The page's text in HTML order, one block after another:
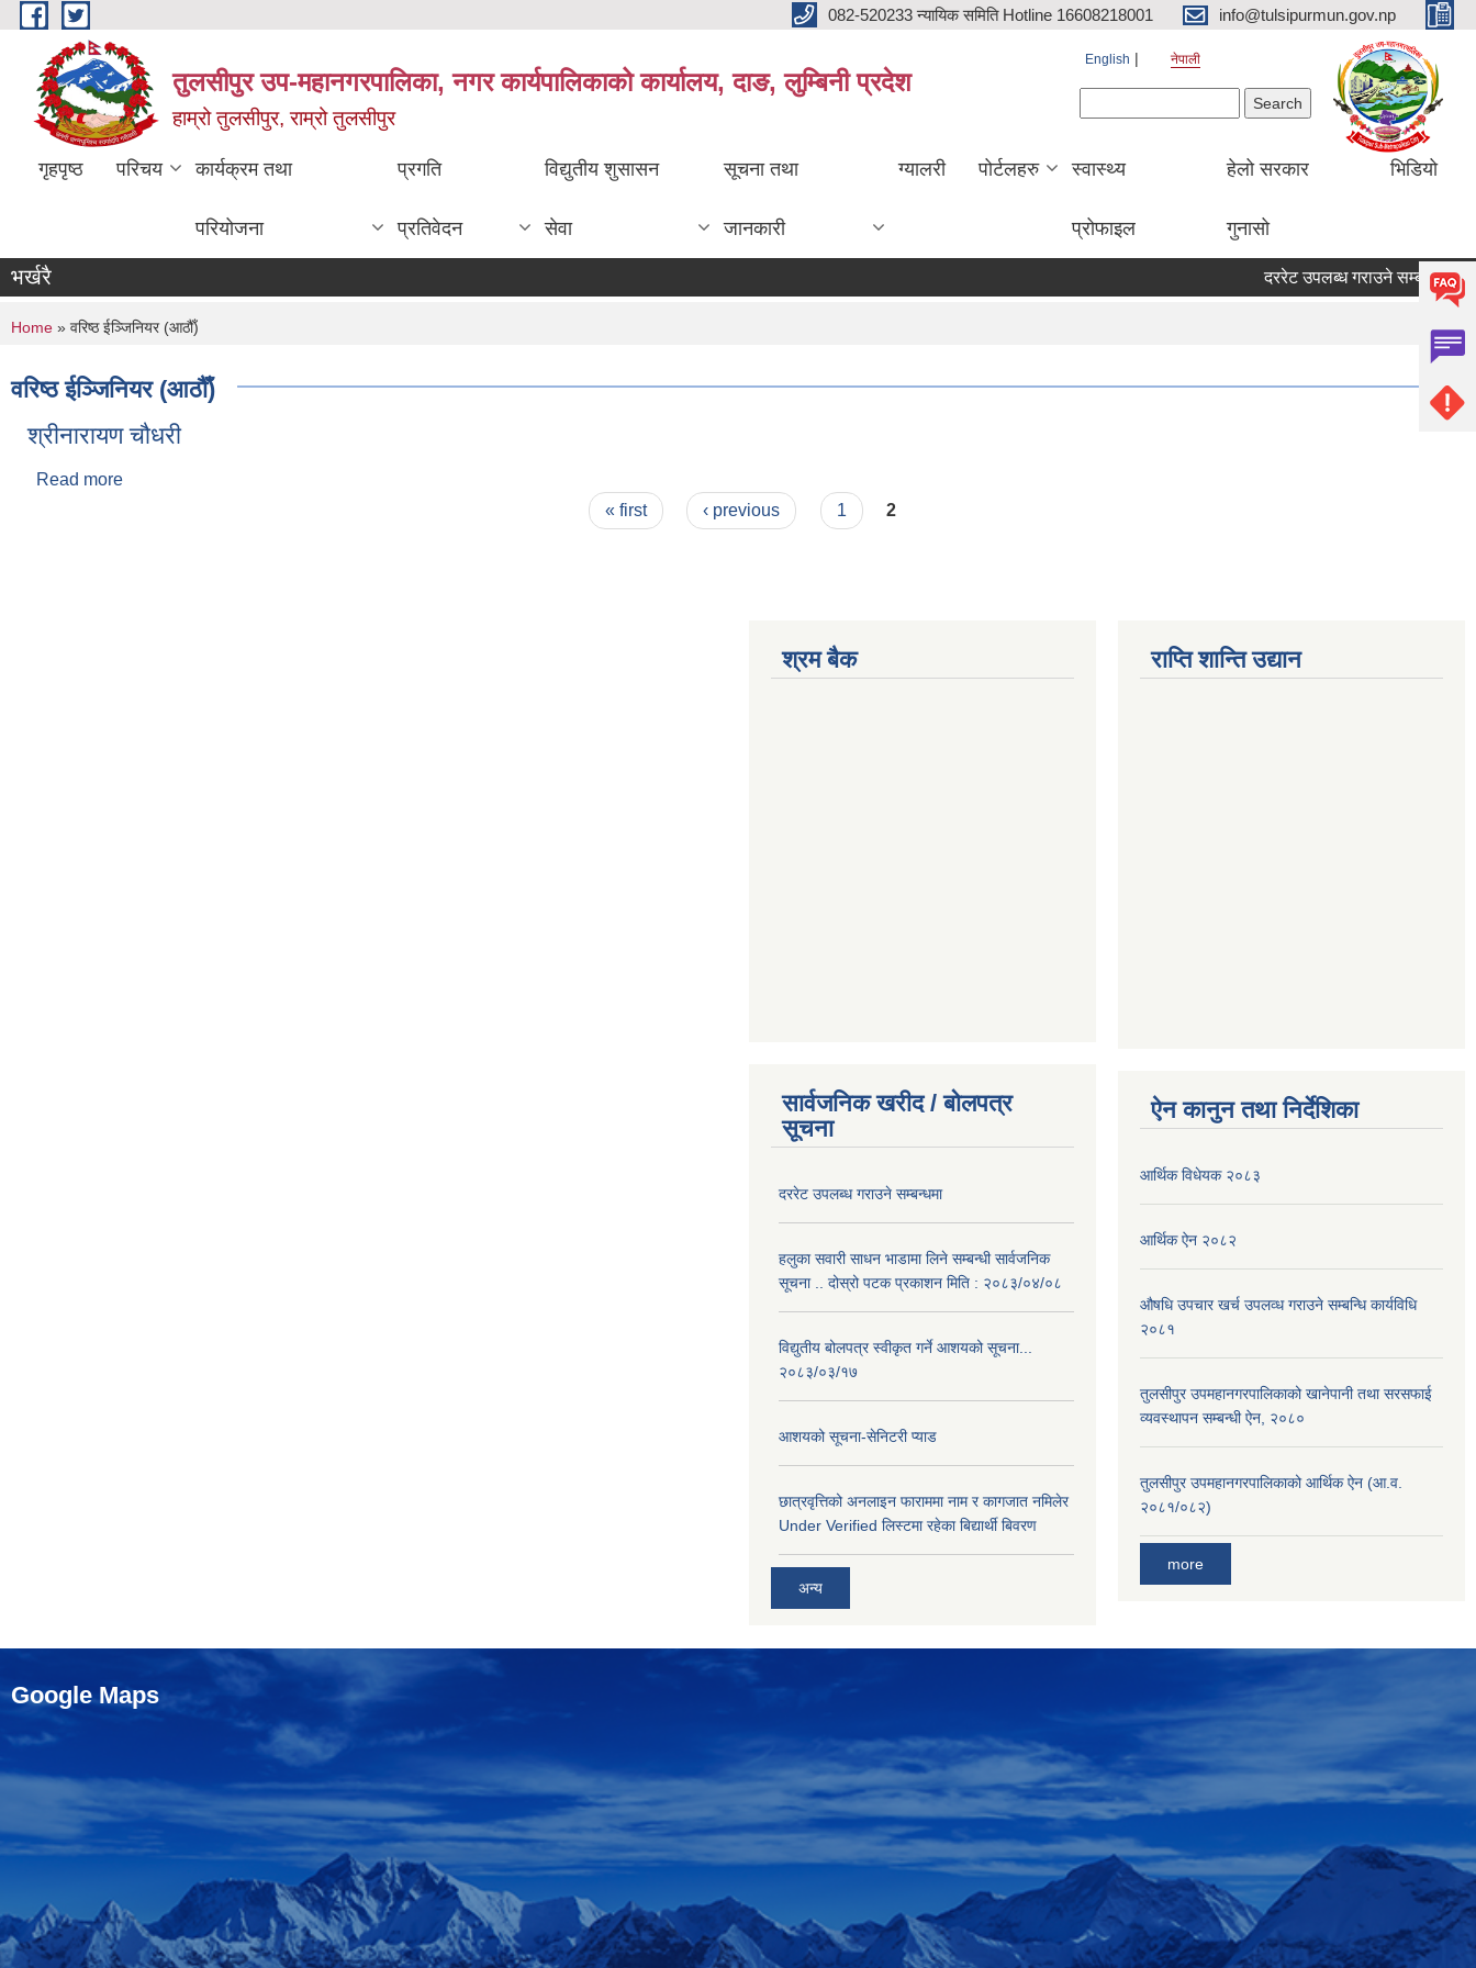
Skip to main content 082-520233 न्यायिक समिति Hotline 16608218001 info@tulsipurmun.gov.np
तुलसीपुर उप-महानगरपालिका, नगर कार्यपालिकाको कार्यालय, दाङ, लुम्बिनी प्रदेश
हाम्रो तुलसीपुर, राम्रो तुलसीपुर
English नेपाली
गृहपृष्ठ परिचय कार्यक्रम तथा
परियोजना
प्रगति
प्रतिवेदन
विद्युतीय शुसासन
सेवा
सूचना तथा
जानकारी
ग्यालरी पोर्टलहरु स्वास्थ्य
प्रोफाइल
हेलो सरकार
गुनासो
भिडियो
भर्खरै दररेट उपलब्ध गराउने सम्बन्धमा
You are here
Home » वरिष्ठ ईञ्जिनियर (आठौँ)
वरिष्ठ ईञ्जिनियर (आठौँ)
श्रीनारायण चौधरी
Read more
« first ‹ previous 1 2
श्रम बैक
सार्वजनिक खरीद / बोलपत्र
सूचना
दररेट उपलब्ध गराउने सम्बन्धमा
हलुका सवारी साधन भाडामा लिने सम्बन्धी सार्वजनिक
सूचना .. दोस्रो पटक प्रकाशन मिति : २०८३/०४/०८
विद्युतीय बोलपत्र स्वीकृत गर्ने आशयको सूचना...
२०८३/०३/१७
आशयको सूचना-सेनिटरी प्याड
छात्रवृत्तिको अनलाइन फाराममा नाम र कागजात नमिलेर
Under Verified लिस्टमा रहेका बिद्यार्थी बिवरण
अन्य
राप्ति शान्ति उद्यान
ऐन कानुन तथा निर्देशिका
आर्थिक विधेयक २०८३
आर्थिक ऐन २०८२
औषधि उपचार खर्च उपलव्ध गराउने सम्बन्धि कार्यविधि
२०८१
तुलसीपुर उपमहानगरपालिकाको खानेपानी तथा सरसफाई
व्यवस्थापन सम्बन्धी ऐन, २०८०
तुलसीपुर उपमहानगरपालिकाको आर्थिक ऐन (आ.व.
२०८१/०८२)
more
Google Maps